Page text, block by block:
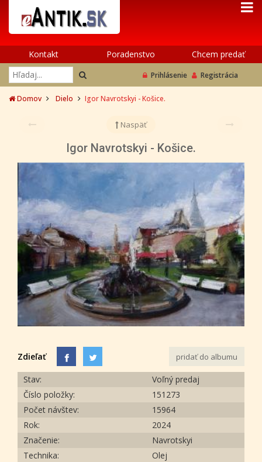
Kontakt Poradenstvo Chcem predať
Prihlásenie Registrácia
Domov Dielo Igor Navrotskyi - Košice.
Naspäť
Igor Navrotskyi - Košice.
Zdieľať pridať do albumu
Stav:
Voľný predaj
Číslo položky:
151273
Počet návštev:
15964
Rok:
2024
Značenie:
Navrotskyi
Technika:
Olej